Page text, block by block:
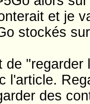
et je
stockés
de
l'article.
des